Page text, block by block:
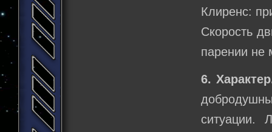
Клиренс:
Скорость
парении не
6.
ситуации.